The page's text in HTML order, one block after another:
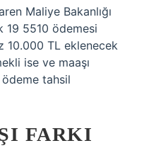
Maliye Bakanlığı
19 5510 ödemesi
10.000 TL eklenecek
ise ve maaşı
ödeme tahsil
FARKI